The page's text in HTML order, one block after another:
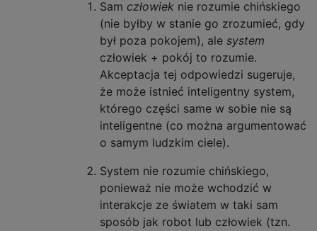
Sam człowiek nie rozumie chińskiego
(nie byłby w stanie go zrozumieć, gdy
był poza pokojem), ale system
człowiek + pokój to rozumie.
Akceptacja tej odpowiedzi sugeruje,
że może istnieć inteligentny system,
którego części same w sobie nie są
inteligentne (co można argumentować
o samym ludzkim ciele).
System nie rozumie chińskiego,
ponieważ nie może wchodzić w
interakcje ze światem w taki sam
sposób jak robot lub człowiek (tzn.